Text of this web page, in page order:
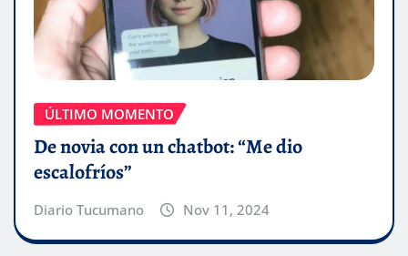
ÚLTIMO MOMENTO
De novia con un chatbot: “Me dio
escalofríos”
Diario Tucumano Nov 11, 2024